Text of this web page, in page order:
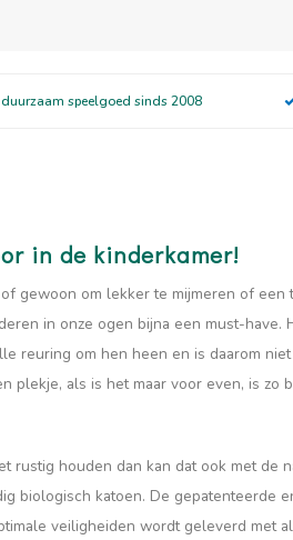
speelgoed sinds 2008
in de kinderkamer!
gewoon om lekker te mijmeren of een
in onze ogen bijna een must-have.
reuring om hen heen en is daarom
plekje, als is het maar voor even, is zo
rustig houden dan kan dat ook met de
biologisch katoen. De gepatenteerde
veiligheiden wordt geleverd met